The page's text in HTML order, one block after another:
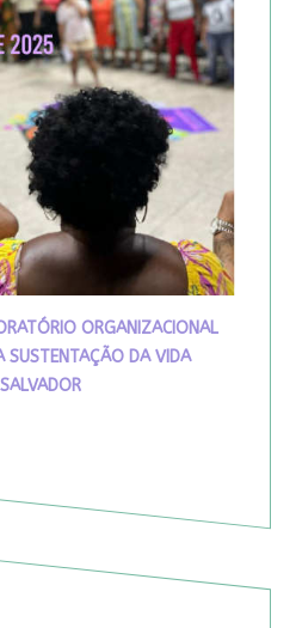
ORGANIZACIONAL
SUSTENTAÇÃO DA VIDA